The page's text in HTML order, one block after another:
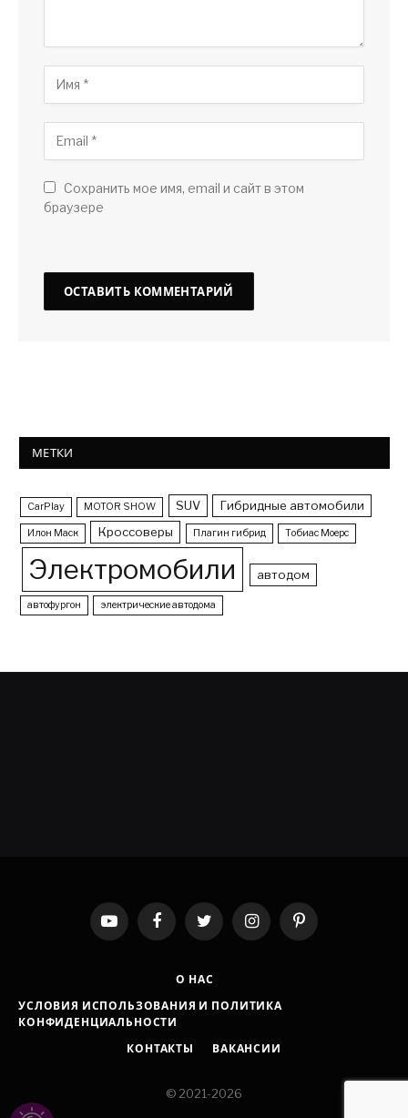
Сохранить мое имя, email и сайт в этом
браузере
МЕТКИ
CarPlay MOTOR SHOW SUV Гибридные автомобили
Илон Маск Кроссоверы Плагин гибрид Тобиас Моерс
Электромобили автодом
автофургон электрические автодома
YouTubeFacebookTwitter InstagramPinterest
О НАС
УСЛОВИЯ ИСПОЛЬЗОВАНИЯ И ПОЛИТИКА
КОНФИДЕНЦИАЛЬНОСТИ
КОНТАКТЫ
ВАКАНСИИ
© 2021-2026